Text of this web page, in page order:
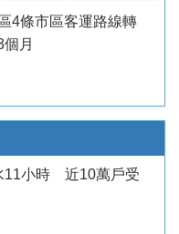
4條市區客運路線轉
月
11小時 近10萬戶受